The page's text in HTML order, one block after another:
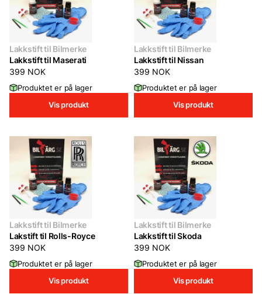
Lakkstift til Bilmerke
Lakkstift til Maserati
399 NOK
Produktet er på lager
Vis produkt
Lakkstift til Bilmerke
Lakkstift til Nissan
399 NOK
Produktet er på lager
Vis produkt
Lakkstift til Bilmerke
Lakstift til Rolls-Royce
399 NOK
Produktet er på lager
Vis produkt
Lakkstift til Bilmerke
Lakkstift til Skoda
399 NOK
Produktet er på lager
Vis produkt